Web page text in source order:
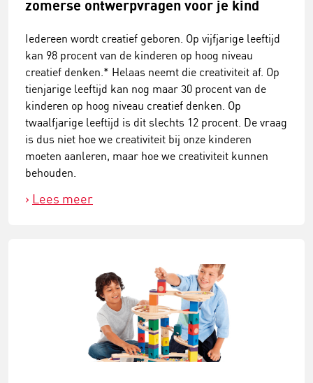
zomerse ontwerpvragen voor je kind
Iedereen wordt creatief geboren. Op vijfjarige leeftijd
kan 98 procent van de kinderen op hoog niveau
creatief denken.* Helaas neemt die creativiteit af. Op
tienjarige leeftijd kan nog maar 30 procent van de
kinderen op hoog niveau creatief denken. Op
twaalfjarige leeftijd is dit slechts 12 procent. De vraag
is dus niet hoe we creativiteit bij onze kinderen
moeten aanleren, maar hoe we creativiteit kunnen
behouden.
Lees meer